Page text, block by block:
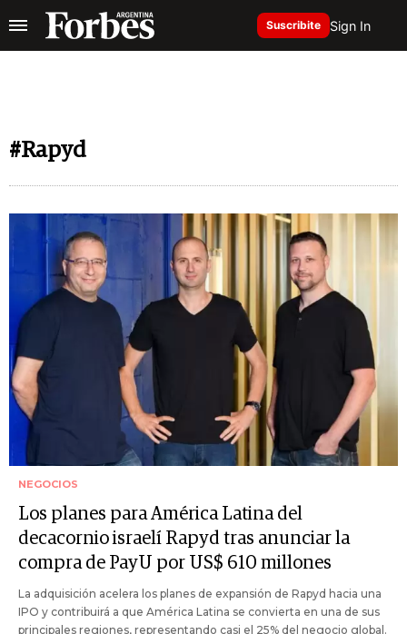
Suscribite Sign In
#Rapyd
NEGOCIOS
Los planes para América Latina del
decacornio israelí Rapyd tras anunciar la
compra de PayU por US$ 610 millones
La adquisición acelera los planes de expansión de Rapyd hacia una
IPO y contribuirá a que América Latina se convierta en una de sus
principales regiones, representando casi el 25% del negocio global.